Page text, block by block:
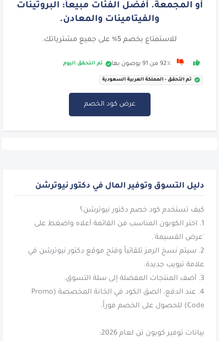
أو المجمعة. أفضل الفئات مبيعاً: البروتينات
والفيتامينات والمعادن.
للاستمتاع بخصم 5% على جميع مشترياتك.
92٪ من 91 يوصون بها تم التحقق اليوم
تم التحقق - المملكة العربية السعودية
عرض كود الخصم
دليل التسوق وتوفير المال في دكتور نيوترشن
1. اختر الكوبون المناسب من القائمة أعلاه واضغط على
2. سيتم نسخ الرمز تلقائياً وفتح موقع دكتور نيوترشن في
4. عند الدفع، الصق الكود في الخانة المخصصة (Promo